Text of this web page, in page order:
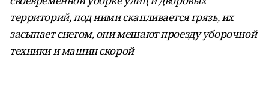
территорий, под ними скапливается грязь, их
засыпает снегом, они мешают проезду уборочной
техники и машин скорой